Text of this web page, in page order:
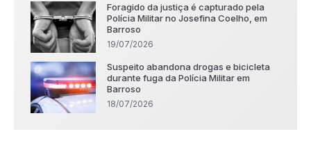
Foragido da justiça é capturado pela
Polícia Militar no Josefina Coelho, em
Barroso
19/07/2026
Suspeito abandona drogas e bicicleta
durante fuga da Polícia Militar em
Barroso
18/07/2026